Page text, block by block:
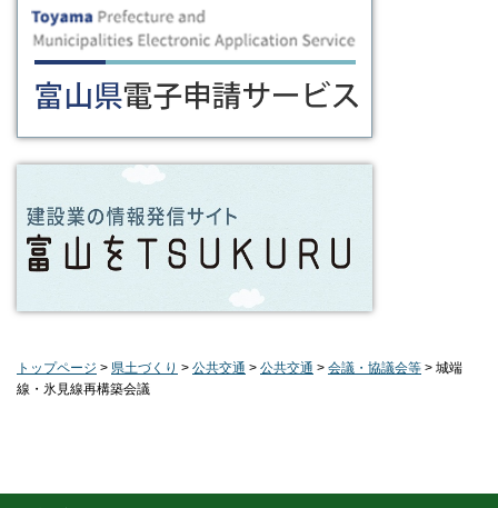
トップページ > 県土づくり > 公共交通 > 公共交通 > 会議・協議会等 > 城端
線・氷見線再構築会議